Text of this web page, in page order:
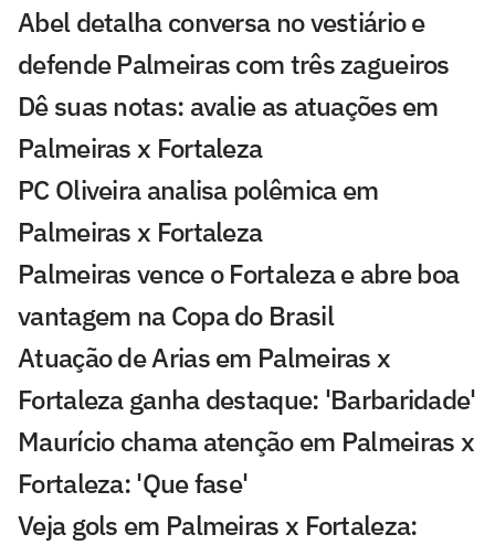
Abel detalha conversa no vestiário e
defende Palmeiras com três zagueiros
Dê suas notas: avalie as atuações em
Palmeiras x Fortaleza
PC Oliveira analisa polêmica em
Palmeiras x Fortaleza
Palmeiras vence o Fortaleza e abre boa
vantagem na Copa do Brasil
Atuação de Arias em Palmeiras x
Fortaleza ganha destaque: 'Barbaridade'
Maurício chama atenção em Palmeiras x
Fortaleza: 'Que fase'
Veja gols em Palmeiras x Fortaleza: